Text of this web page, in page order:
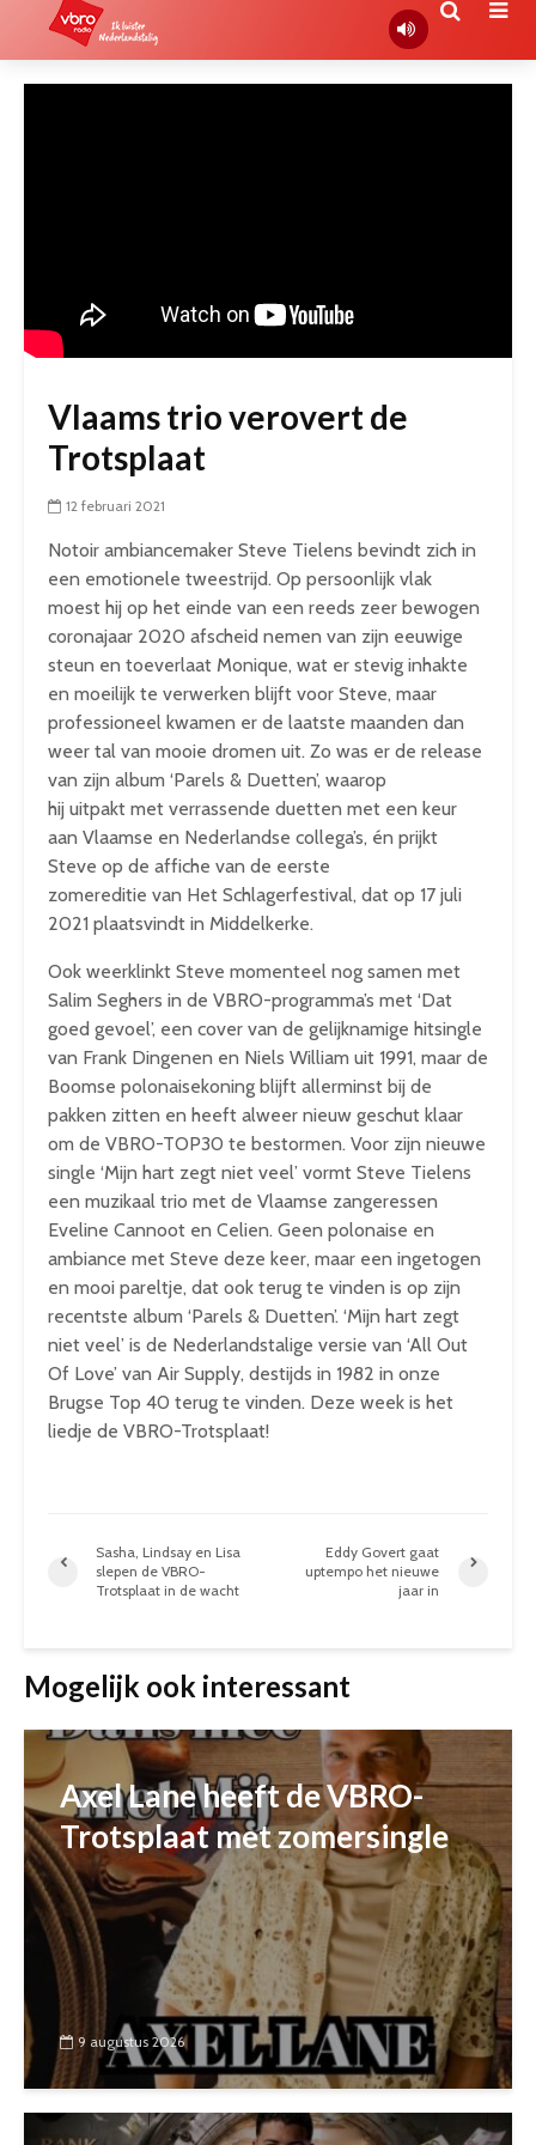
Vlaams trio verovert de
Trotsplaat
12 februari 2021
Notoir ambiancemaker Steve Tielens bevindt zich in
een emotionele tweestrijd. Op persoonlijk vlak
moest hij op het einde van een reeds zeer bewogen
coronajaar 2020 afscheid nemen van zijn eeuwige
steun en toeverlaat Monique, wat er stevig inhakte
en moeilijk te verwerken blijft voor Steve, maar
professioneel kwamen er de laatste maanden dan
weer tal van mooie dromen uit. Zo was er de release
van zijn album ‘Parels & Duetten’, waarop
hij uitpakt met verrassende duetten met een keur
aan Vlaamse en Nederlandse collega’s, én prijkt
Steve op de affiche van de eerste
zomereditie van Het Schlagerfestival, dat op 17 juli
2021 plaatsvindt in Middelkerke.
Ook weerklinkt Steve momenteel nog samen met
Salim Seghers in de VBRO-programma’s met ‘Dat
goed gevoel’, een cover van de gelijknamige hitsingle
van Frank Dingenen en Niels William uit 1991, maar de
Boomse polonaisekoning blijft allerminst bij de
pakken zitten en heeft alweer nieuw geschut klaar
om de VBRO-TOP30 te bestormen. Voor zijn nieuwe
single ‘Mijn hart zegt niet veel’ vormt Steve Tielens
een muzikaal trio met de Vlaamse zangeressen
Eveline Cannoot en Celien. Geen polonaise en
ambiance met Steve deze keer, maar een ingetogen
en mooi pareltje, dat ook terug te vinden is op zijn
recentste album ‘Parels & Duetten’. ‘Mijn hart zegt
niet veel’ is de Nederlandstalige versie van ‘All Out
Of Love’ van Air Supply, destijds in 1982 in onze
Brugse Top 40 terug te vinden. Deze week is het
liedje de VBRO-Trotsplaat!
Sasha, Lindsay en Lisa
slepen de VBRO-
Trotsplaat in de wacht
Eddy Govert gaat
uptempo het nieuwe
jaar in
Mogelijk ook interessant
Axel Lane heeft de VBRO-
Trotsplaat met zomersingle
9 augustus 2026